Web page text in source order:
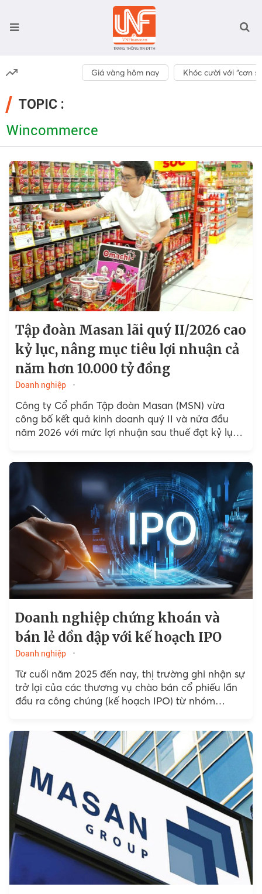
Giá vàng hôm nay Khóc cười với “cơn
TOPIC :
Wincommerce
Tập đoàn Masan lãi quý II/2026 cao
kỷ lục, nâng mục tiêu lợi nhuận cả
năm hơn 10.000 tỷ đồng
Doanh nghiệp
Công ty Cổ phần Tập đoàn Masan (MSN) vừa
công bố kết quả kinh doanh quý II và nửa đầu
năm 2026 với mức lợi nhuận sau thuế đạt kỷ lục
Doanh nghiệp chứng khoán và
bán lẻ dồn dập với kế hoạch IPO
Doanh nghiệp
Từ cuối năm 2025 đến nay, thị trường ghi nhận sự
trở lại của các thương vụ chào bán cổ phiếu lần
đầu ra công chúng (kế hoạch IPO) từ nhóm